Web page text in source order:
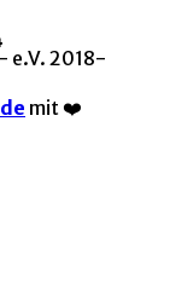
e.V. 2018-
mit ❤️